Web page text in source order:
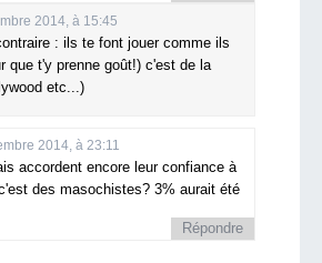
2014, à 15:45
: ils te font jouer comme ils
que t'y prenne goût!) c'est de la
etc...)
2014, à 23:11
accordent encore leur confiance à
des masochistes? 3% aurait été
Répondre